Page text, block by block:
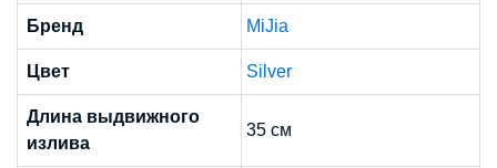
Бренд MiJia
Цвет Silver
Длина выдвижного
излива
35 см